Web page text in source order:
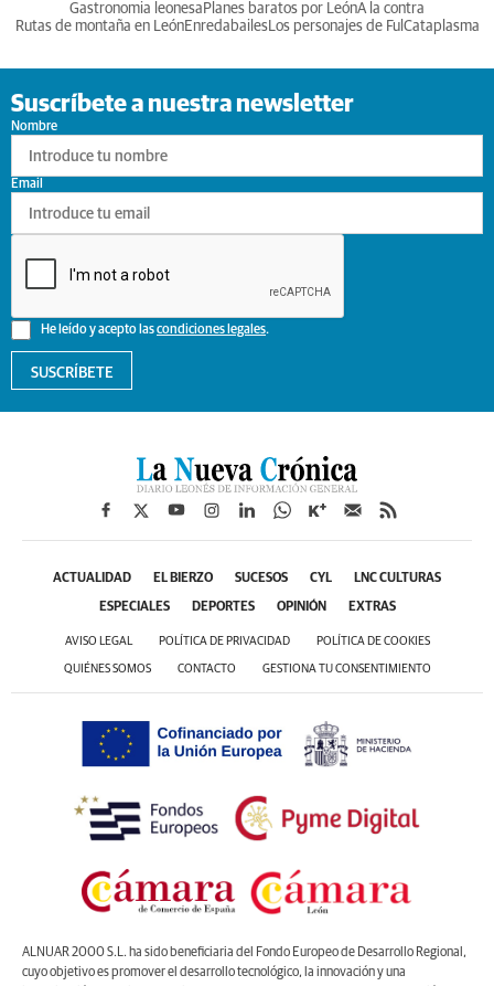
Gastronomia leonesa Planes baratos por LeónA la contra
Rutas de montaña en LeónEnredabailesLos personajes de Ful Cataplasma
Suscríbete a nuestra newsletter
Nombre
He leído y acepto lascondiciones legales.
Email
SUSCRÍBETE
ACTUALIDAD EL BIERZO SUCESOS CYL LNC CULTURAS
ESPECIALES DEPORTES OPINIÓN EXTRAS
AVISO LEGAL POLÍTICA DE PRIVACIDAD POLÍTICA DE COOKIES
QUIÉNES SOMOS CONTACTO GESTIONA TU CONSENTIMIENTO
ALNUAR 2000 S.L. ha sido beneficiaria del Fondo Europeo de Desarrollo Regional,
cuyo objetivo es promover el desarrollo tecnológico, la innovación y una